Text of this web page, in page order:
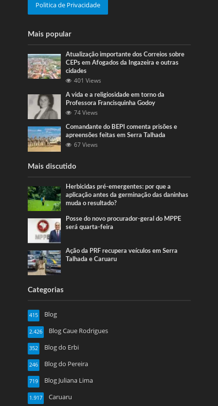
Politica de Privacidade
Mais popular
Atualização importante dos Correios sobre
CEPs em Afogados da Ingazeira e outras
cidades
401 Views
A vida e a religiosidade em torno da
Professora Francisquinha Godoy
74 Views
Comandante do BEPI comenta prisões e
apreensões feitas em Serra Talhada
67 Views
Mais discutido
Herbicidas pré-emergentes: por que a
aplicação antes da germinação das daninhas
muda o resultado?
Posse do novo procurador-geral do MPPE
será quarta-feira
Ação da PRF recupera veículos em Serra
Talhada e Caruaru
Categorias
Blog
415
Blog Caue Rodrigues
2.426
Blog do Erbi
352
Blog do Pereira
246
Blog Juliana Lima
719
Caruaru
1.917